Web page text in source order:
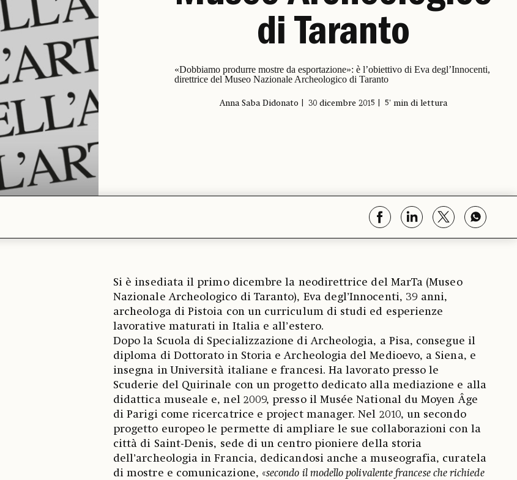
di Taranto
«Dobbiamo produrre mostre da esportazione»: è l’obiettivo di Eva degl’Innocenti,
direttrice del Museo Nazionale Archeologico di Taranto
Anna Saba Didonato 30 dicembre 2015 5' min di lettura
Si è insediata il primo dicembre la neodirettrice del MarTa (Museo
Nazionale Archeologico di Taranto), Eva degl’Innocenti, 39 anni,
archeologa di Pistoia con un curriculum di studi ed esperienze
lavorative maturati in Italia e all’estero.
Dopo la Scuola di Specializzazione di Archeologia, a Pisa, consegue il
diploma di Dottorato in Storia e Archeologia del Medioevo, a Siena, e
insegna in Università italiane e francesi. Ha lavorato presso le
Scuderie del Quirinale con un progetto dedicato alla mediazione e alla
didattica museale e, nel 2009, presso il Musée National du Moyen Âge
di Parigi come ricercatrice e project manager. Nel 2010, un secondo
progetto europeo le permette di ampliare le sue collaborazioni con la
città di Saint-Denis, sede di un centro pioniere della storia
dell’archeologia in Francia, dedicandosi anche a museografia, curatela
di mostre e comunicazione, «secondo il modello polivalente francese che richiede